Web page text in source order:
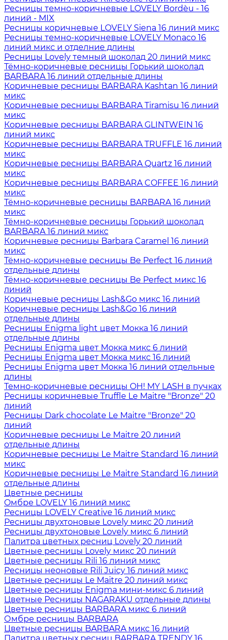
Ресницы темно-коричневые LOVELY Bordèu - 16
линий - MIX
Ресницы коричневые LOVELY Siena 16 линий микс
Ресницы темно-коричневые LOVELY Monaco 16
линий микс и отделние длины
Ресницы Lovely темный шоколад 20 линий микс
Тёмно-коричневые ресницы Горький шоколад
BARBARA 16 линий отдельные длины
Коричневые ресницы BARBARA Kashtan 16 линий
микс
Коричневые ресницы BARBARA Tiramisu 16 линий
микс
Коричневые ресницы BARBARA GLINTWEIN 16
линий микс
Коричневые ресницы BARBARA TRUFFLE 16 линий
микс
Коричневые ресницы BARBARA Quartz 16 линий
микс
Коричневые ресницы BARBARA COFFEE 16 линий
микс
Тёмно-коричневые ресницы BARBARA 16 линий
микс
Тёмно-коричневые ресницы Горький шоколад
BARBARA 16 линий микс
Коричневые ресницы Barbara Caramel 16 линий
микс
Тёмно-коричневые ресницы Be Perfect 16 линий
отдельные длины
Тёмно-коричневые ресницы Be Perfect микс 16
линий
Коричневые ресницы Lash&Go микс 16 линий
Коричневые ресницы Lash&Go 16 линий
отдельные длины
Ресницы Enigma light цвет Мокка 16 линий
отдельные длины
Ресницы Enigma цвет Мокка микс 6 линий
Ресницы Enigma цвет Мокка микс 16 линий
Ресницы Enigma цвет Мокка 16 линий отдельные
длины
Темно-коричневые ресницы OH! MY LASH в пучках
Ресницы коричневые Truffle Le Maitre "Bronze" 20
линий
Ресницы Dark chocolate Le Maitre "Bronze" 20
линий
Коричневые ресницы Le Maitre 20 линий
отдельные длины
Коричневые ресницы Le Maitre Standard 16 линий
микс
Коричневые ресницы Le Maitre Standard 16 линий
отдельные длины
Цветные ресницы
Oмбре LOVELY 16 линий микс
Ресницы LOVELY Creative 16 линий микс
Ресницы двухтоновые Lovely микс 20 линий
Ресницы двухтоновые Lovely микс 6 линий
Палитра цветных ресниц Lovely 20 линий
Цветные ресницы Lovely микс 20 линий
Цветные ресницы Rili 16 линий микс
Ресницы неоновые Rili Juicy 16 линий микс
Цветные ресницы Le Maitre 20 линий микс
Цветные ресницы Enigma мини-микс 6 линий
Цветные Ресницы NAGARAKU отдельные длины
Цветные ресницы BARBARA микс 6 линий
Омбре ресницы BARBARA
Цветные ресницы BARBARA микс 16 линий